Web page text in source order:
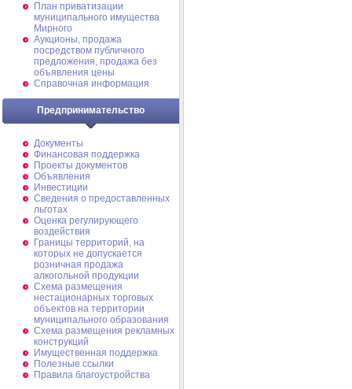
План приватизации
муниципального имущества
Мирного
Аукционы, продажа
посредством публичного
предложения, продажа без
объявления цены
Справочная информация
Предпринимательство
Документы
Финансовая поддержка
Проекты документов
Объявления
Инвестиции
Сведения о предоставленных
льготах
Оценка регулирующего
воздействия
Границы территорий, на
которых не допускается
розничная продажа
алкогольной продукции
Схема размещения
нестационарных торговых
объектов на территории
муниципального образования
Схема размещения рекламных
конструкций
Имущественная поддержка
Полезные ссылки
Правила благоустройства